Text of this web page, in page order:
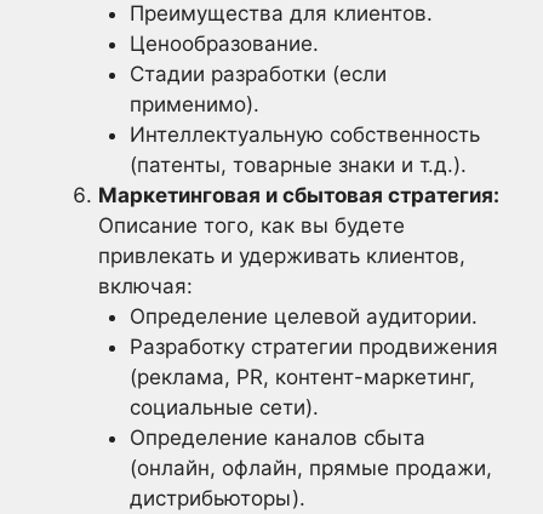
Преимущества для клиентов.
Ценообразование.
Стадии разработки (если
применимо).
Интеллектуальную собственность
(патенты, товарные знаки и т.д.).
Маркетинговая и сбытовая стратегия:
Описание того, как вы будете
привлекать и удерживать клиентов,
включая:
Определение целевой аудитории.
Разработку стратегии продвижения
(реклама, PR, контент-маркетинг,
социальные сети).
Определение каналов сбыта
(онлайн, офлайн, прямые продажи,
дистрибьюторы).